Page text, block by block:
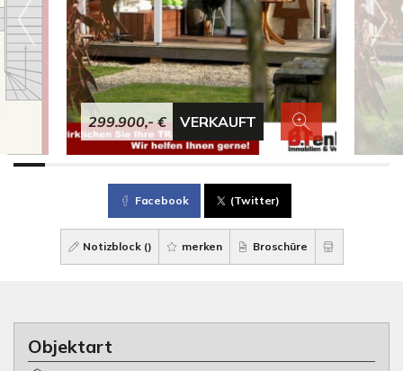
299.900,- € VERKAUFT
Facebook (Twitter)
Notizblock () merken Broschüre
Objektart